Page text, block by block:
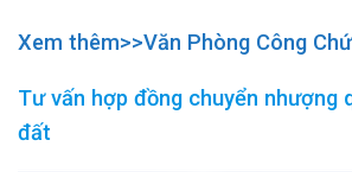
Xem thêm>>Văn Phòng Công
Tư vấn hợp đồng chuyển nhượng
đất